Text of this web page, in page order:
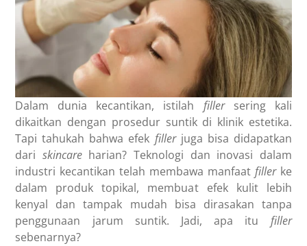
Dalam dunia kecantikan, istilah fillersering kali
dikaitkan dengan prosedur suntik di klinik estetika.
Tapi tahukah bahwa efek fillerjuga bisa didapatkan
dari skincareharian? Teknologi dan inovasi dalam
industri kecantikan telah membawa manfaat filler ke
dalam produk topikal, membuat efek kulit lebih
kenyal dan tampak mudah bisa dirasakan tanpa
penggunaan jarum suntik. Jadi, apa itu filler
sebenarnya?